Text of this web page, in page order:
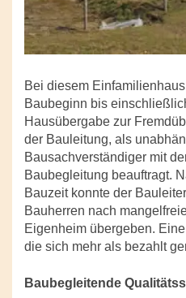
Bei diesem
Baubeginn bis
Hausübergabe zur
der Bauleitung, als
Bausachverständiger mit
Baubegleitung beauftragt.
Bauzeit konnte der
Bauherren nach
Eigenheim übergeben.
die sich mehr als bezahlt
Baubegleitende